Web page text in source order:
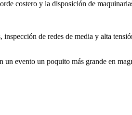
costero y la disposición de
de redes de media y alta
evento un poquito más grande en